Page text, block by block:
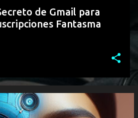
de Gmail para
Fantasma